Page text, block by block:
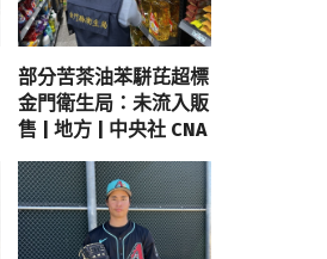
部分苦茶油苯駢芘超標
金門衛生局：未流入販
售 | 地方 | 中央社 CNA